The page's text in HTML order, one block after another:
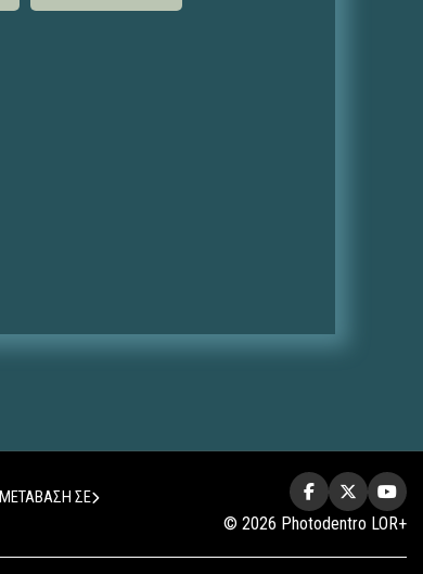
ΜΕΤΑΒΑΣΗ ΣΕ
© 2026 Photodentro LOR+